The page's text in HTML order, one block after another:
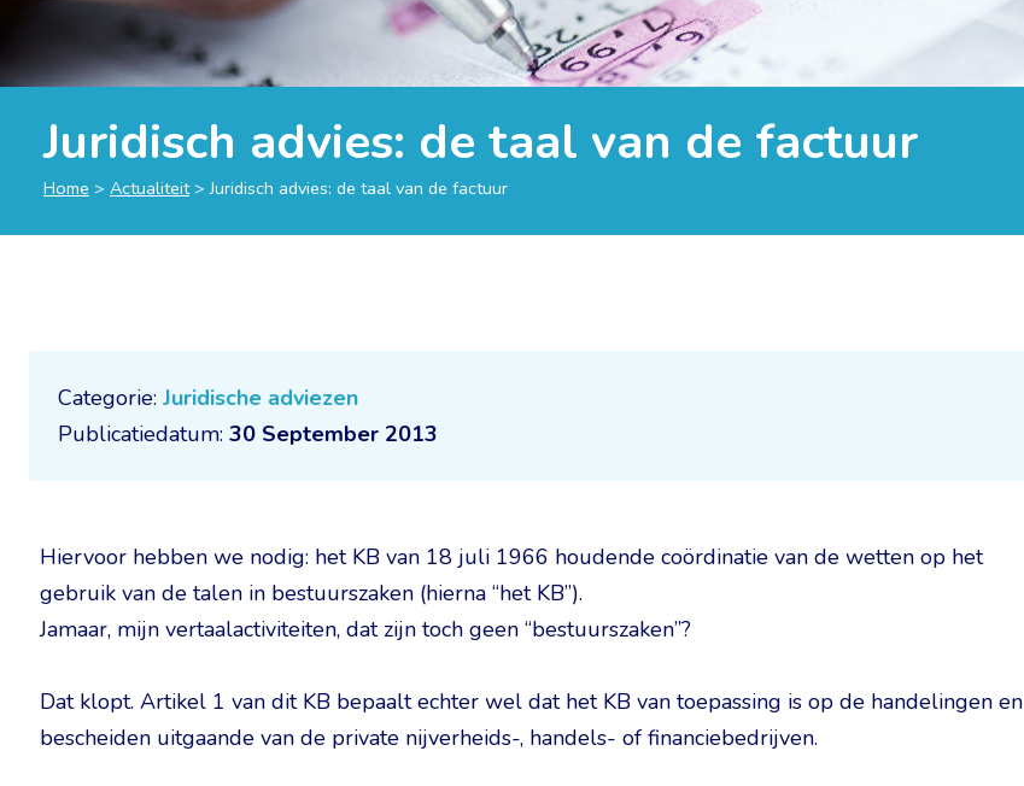
Juridisch advies: de taal van de factuur
Home > Actualiteit>Juridisch advies: de taal van de factuur
Categorie: Juridische adviezen
Publicatiedatum: 30 September 2013
Hiervoor hebben we nodig: het KB van 18 juli 1966 houdende coördinatie van de wetten op het
gebruik van de talen in bestuurszaken (hierna “het KB”).
Jamaar, mijn vertaalactiviteiten, dat zijn toch geen “bestuurszaken”?
Dat klopt. Artikel 1 van dit KB bepaalt echter wel dat het KB van toepassing is op de handelingen en
bescheiden uitgaande van de private nijverheids-, handels- of financiebedrijven.